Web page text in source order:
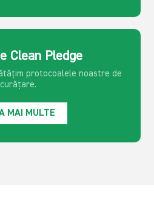
Clean Pledge
protocoalele noastre de
curățare.
MAI MULTE